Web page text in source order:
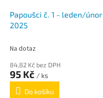
Papoušci č. 1 - leden/únor
2025
Na dotaz
84,82 Kč bez DPH
95 Kč / ks
Do košíku